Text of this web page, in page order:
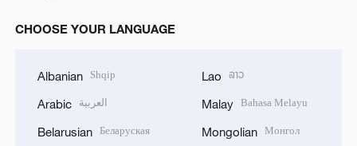
CHOOSE YOUR LANGUAGE
Albanian Shqip
Arabic العربية
Belarusian Беларуская
Lao ລາວ
Malay Bahasa Melayu
Mongolian Монгол